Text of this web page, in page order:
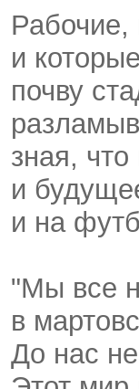
Рабочие,
и
почву
зная,
и
и на
"Мы все
в
До нас